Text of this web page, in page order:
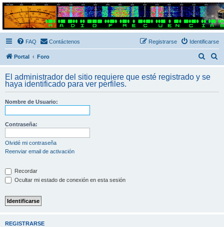
Radio Frecuencias
Foro de Radio Frecuencias
FAQ Contáctenos Identificarse
Registrarse
Portal Foro
c
s
c
El administrador del sitio requiere que esté registrado y se
haya identificado para ver perfiles.
Nombre de Usuario:
Contraseña:
Olvidé mi contraseña
Reenviar email de activación
Recordar
Ocultar mi estado de conexión en esta sesión
REGISTRARSE